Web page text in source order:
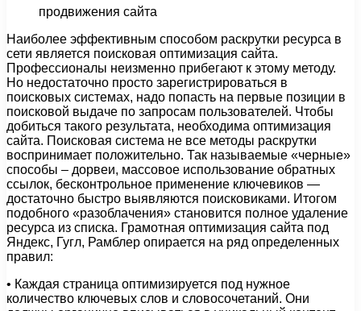
продвижения сайта
Наиболее эффективным способом раскрутки ресурса в
сети является поисковая оптимизация сайта.
Профессионалы неизменно прибегают к этому методу.
Но недостаточно просто зарегистрироваться в
поисковых системах, надо попасть на первые позиции в
поисковой выдаче по запросам пользователей. Чтобы
добиться такого результата, необходима оптимизация
сайта. Поисковая система не все методы раскрутки
воспринимает положительно. Так называемые «черные»
способы – дорвеи, массовое использование обратных
ссылок, бесконтрольное применение ключевиков —
достаточно быстро выявляются поисковиками. Итогом
подобного «разоблачения» становится полное удаление
ресурса из списка. Грамотная оптимизация сайта под
Яндекс, Гугл, Рамблер опирается на ряд определенных
правил:
• Каждая страница оптимизируется под нужное
количество ключевых слов и словосочетаний. Они